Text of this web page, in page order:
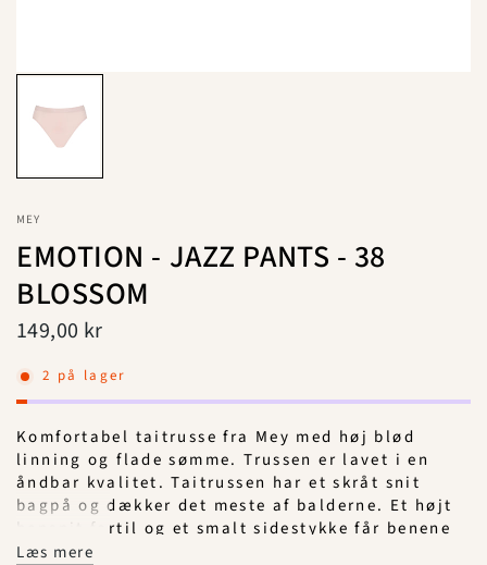
MEY
EMOTION - JAZZ PANTS - 38
BLOSSOM
149,00 kr
2 på lager
Komfortabel taitrusse fra Mey med høj blød
linning og flade sømme. Trussen er lavet i en
åndbar kvalitet. Taitrussen har et skråt snit
bagpå og dækker det meste af balderne. Et højt
bensnit fortil og et smalt sidestykke får benene
til at syne længere - altså er modellen god til
Læs mere